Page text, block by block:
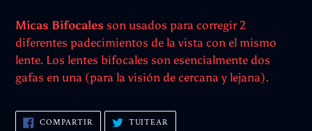
Micas Bifocales son usados para corregir 2
diferentes padecimientos de la vista con el mismo
lente. Los lentes bifocales son esencialmente dos
gafas en una (para la visión de cercana y lejana).
COMPARTIR COMPARTIRTUITEAR